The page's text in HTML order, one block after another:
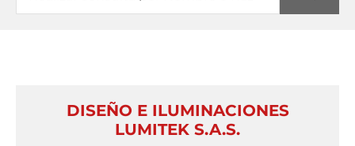
DISEÑO E ILUMINACIONES
LUMITEK S.A.S.